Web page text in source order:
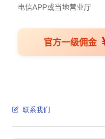
电信APP或当地营业厅
官方一级佣金
联系我们